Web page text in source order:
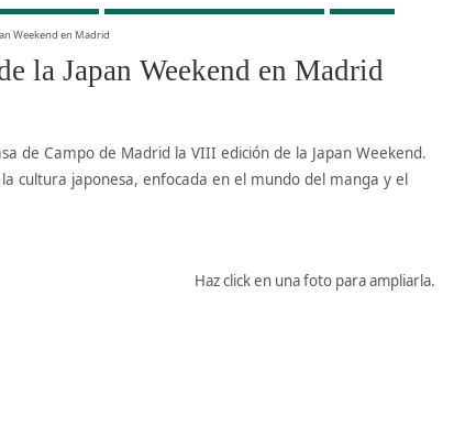
Weekend en Madrid
la Japan Weekend en Madrid
de Campo de Madrid la VIII edición de la Japan Weekend.
cultura japonesa, enfocada en el mundo del manga y el
Haz click en una foto para ampliarla.